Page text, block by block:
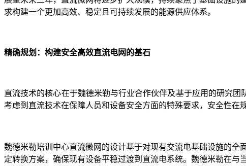
求构建一个更加高效、稳定且可持续发展的能源供应体系。
精确规划：构建安全高效直流电网的基石
直流技术的核心在于魏德米勒与行业合作伙伴及基于应用的研究团
考虑到直流技术在保障人员和设备安全方面的特殊要求，安全性在
魏德米勒培训中心直流微网的设计基于对现有交流电基础设施的
定转换方案，确保现有设备平稳过渡到直流电系统。魏德米勒在